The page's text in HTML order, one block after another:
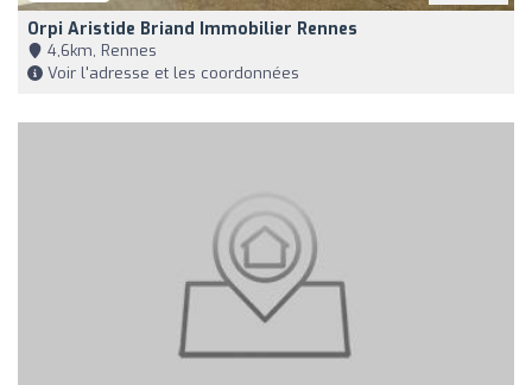
Orpi Aristide Briand Immobilier Rennes
4,6km, Rennes
Voir l'adresse et les coordonnées